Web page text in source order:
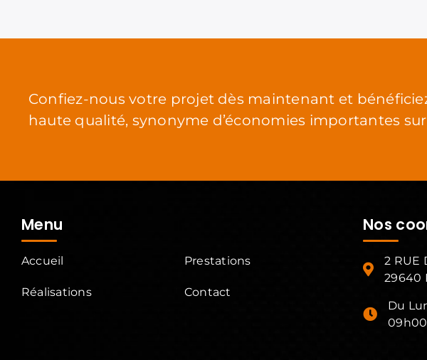
Confiez-nous votre projet dès maintenant et
haute qualité, synonyme d’économies importantes
Menu
Accueil Prestations
Réalisations Contact
Nos
2 RUE
29640
Du